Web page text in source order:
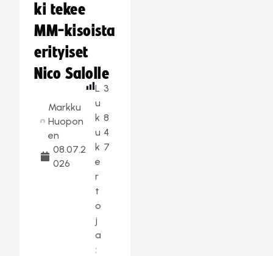
ki tekee
MM-kisoista
erityiset
Nico Salolle
Markku
Huopon
en
08.07.2
026
L
u
k
u
k
e
r
t
o
j
a
:
3
8
4
7